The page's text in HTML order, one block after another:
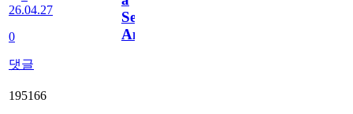
26.04.27
0
댓글
Security
Analyst
195166